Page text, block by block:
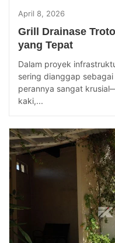
April 8, 2026
Grill Drainase
yang Tepat
Dalam proyek
sering dianggap
perannya sangat
kaki,...